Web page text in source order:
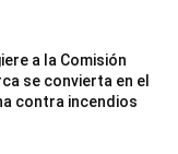
a la Comisión
se convierta en el
contra incendios